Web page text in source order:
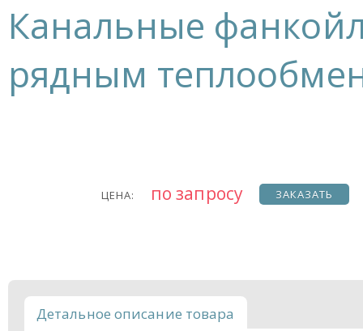
Канальные
рядным
ЦЕНА: по запросу ЗАКАЗАТЬ
Детальное описание товара